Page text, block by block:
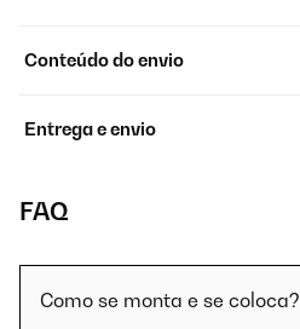
Conteúdo do envio
Entrega e envio
FAQ
Como se monta e se coloca?